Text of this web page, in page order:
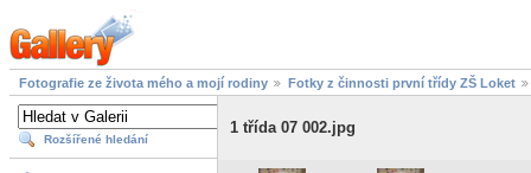
Fotografie ze života mého a mojí rodiny Fotky z činnosti první třídy ZŠ Loket
Rozšířené hledání
1 třída 07 002.jpg